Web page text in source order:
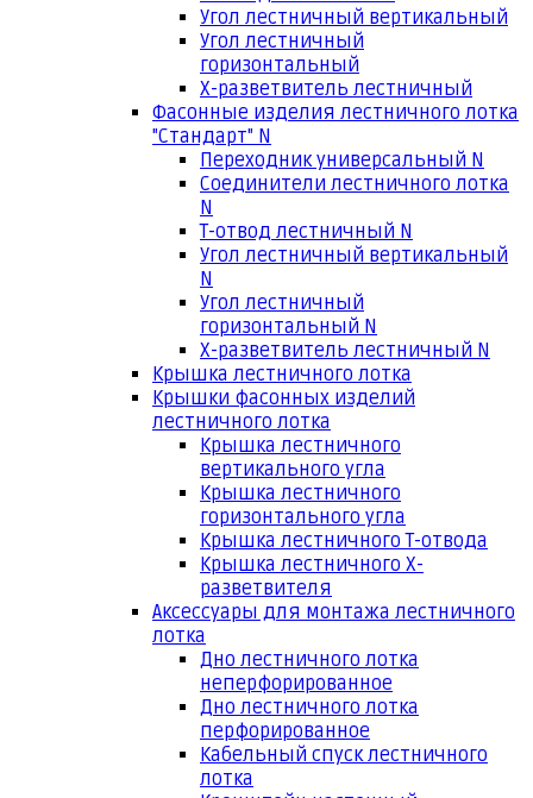
Угол лестничный вертикальный
Угол лестничный
горизонтальный
Х-разветвитель лестничный
Фасонные изделия лестничного лотка
"Стандарт" N
Переходник универсальный N
Соединители лестничного лотка
N
Т-отвод лестничный N
Угол лестничный вертикальный
N
Угол лестничный
горизонтальный N
Х-разветвитель лестничный N
Крышка лестничного лотка
Крышки фасонных изделий
лестничного лотка
Крышка лестничного
вертикального угла
Крышка лестничного
горизонтального угла
Крышка лестничного Т-отвода
Крышка лестничного Х-
разветвителя
Аксессуары для монтажа лестничного
лотка
Дно лестничного лотка
неперфорированное
Дно лестничного лотка
перфорированное
Кабельный спуск лестничного
лотка